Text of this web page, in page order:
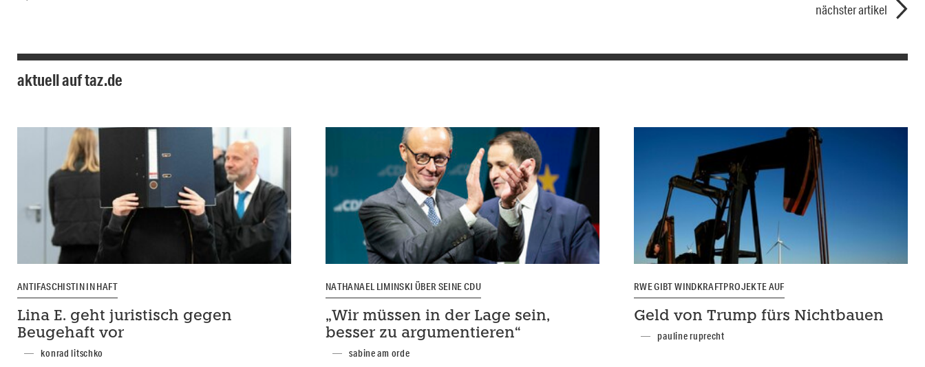
nächster artikel
aktuell auf taz.de
ANTIFASCHISTIN IN HAFT
Lina E. geht juristisch gegen
Beugehaft vor
konrad litschko
NATHANAEL LIMINSKI ÜBER SEINE CDU
„Wir müssen in der Lage sein,
besser zu argumentieren“
sabine am orde
RWE GIBT WINDKRAFTPROJEKTE AUF
Geld von Trump fürs Nichtbauen
pauline ruprecht